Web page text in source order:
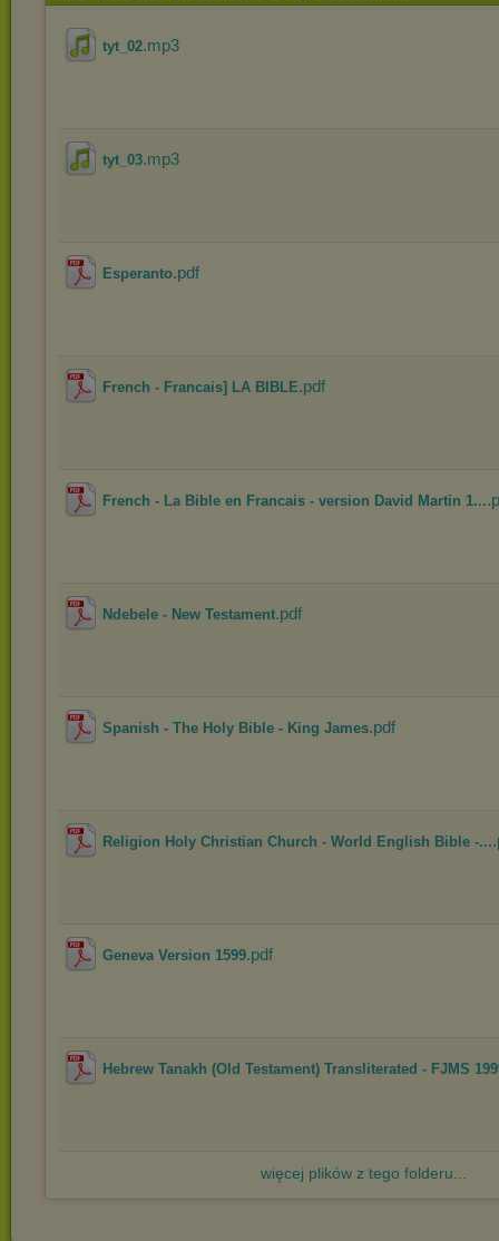
tyt_02.mp3
tyt_03.mp3
Esperanto.pdf
French - Francais] LA BIBLE.pdf
French - La Bible en Francais - version David Martin 1...
Ndebele - New Testament.pdf
Spanish - The Holy Bible - King James.pdf
Religion Holy Christian Church - World English Bible -...
Geneva Version 1599.pdf
Hebrew Tanakh (Old Testament) Transliterated - FJMS
więcej plików z tego folderu...